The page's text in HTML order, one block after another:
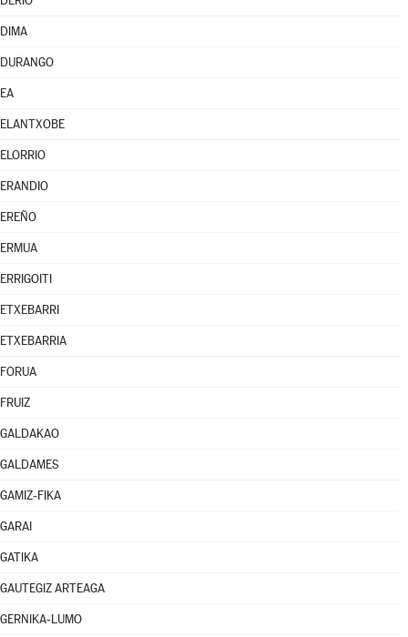
DIMA
DURANGO
EA
ELANTXOBE
ELORRIO
ERANDIO
EREÑO
ERMUA
ERRIGOITI
ETXEBARRI
ETXEBARRIA
FORUA
FRUIZ
GALDAKAO
GALDAMES
GAMIZ-FIKA
GARAI
GATIKA
GAUTEGIZ ARTEAGA
GERNIKA-LUMO